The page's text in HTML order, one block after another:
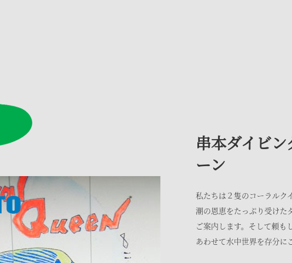
串本ダイビ
ーン
私たちは２隻のコーラルク
潮の恩恵をたっぷり受けた
ご案内します。そして頼も
あわせて水中世界を存分に